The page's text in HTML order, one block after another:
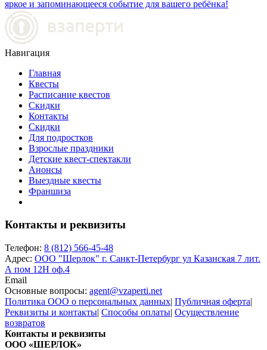
яркое и запоминающееся событие для вашего ребёнка!
Навигация
Главная
Квесты
Расписание квестов
Скидки
Контакты
Скидки
Для подростков
Взрослые праздники
Детские квест-спектакли
Анонсы
Выездные квесты
Франшиза
Контакты и реквизиты
Телефон: 8 (812) 566-45-48
Адрес: ООО "Шерлок" г. Санкт-Петербург ул Казанская 7 лит.
А пом 12Н оф.4
Email
Основные вопросы: agent@vzaperti.net
Политика ООО о персональных данных| Публичная оферта|
Реквизиты и контакты| Способы оплаты| Осуществление
возвратов
Контакты и реквизиты
ООО «ШЕРЛОК»